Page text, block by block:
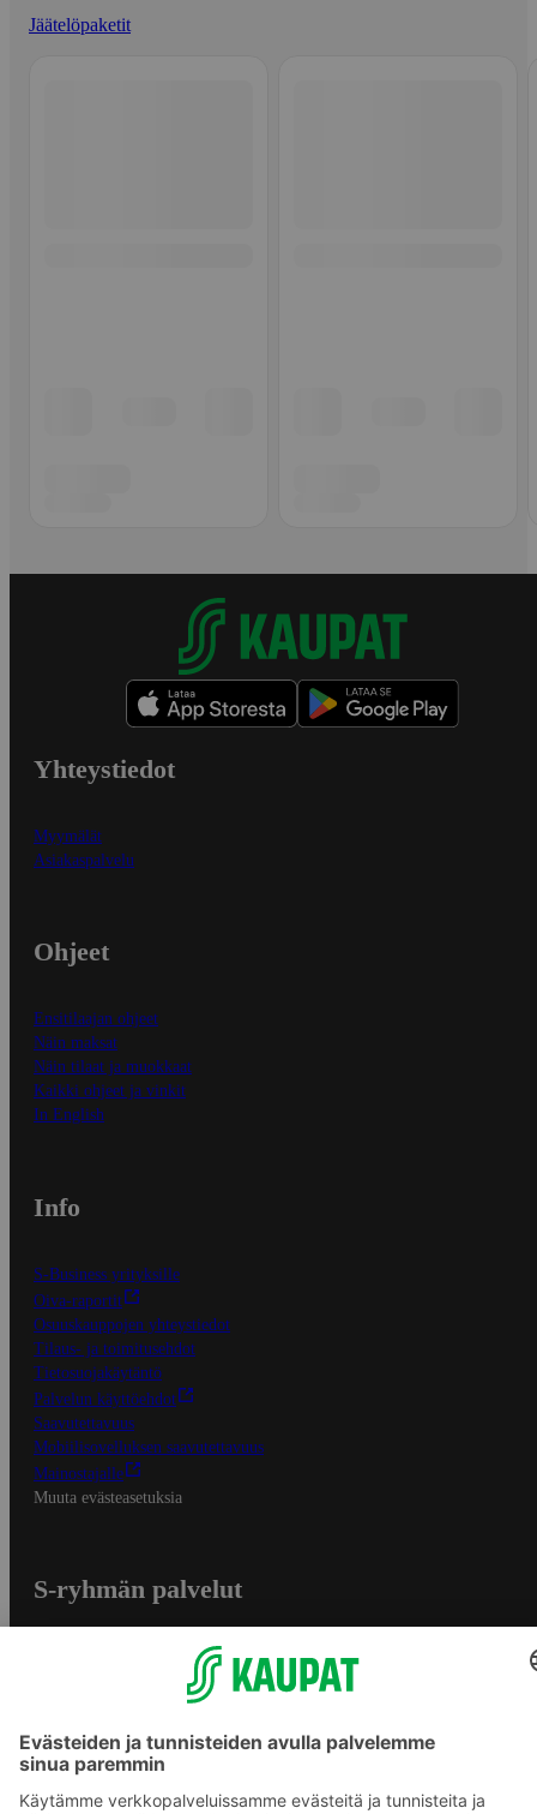
Jäätelöpaketit
Yhteystiedot
Myymälät
Asiakaspalvelu
Ohjeet
Ensitilaajan ohjeet
Näin maksat
Näin tilaat ja muokkaat
Kaikki ohjeet ja vinkit
In English
Info
S-Business yrityksille
Oiva-raportit
Osuuskauppojen yhteystiedot
Tilaus- ja toimitusehdot
Tietosuojakäytäntö
Palvelun käyttöehdot
Saavutettavuus
Mobiilisovelluksen saavutettavuus
Mainostajalle
Muuta evästeasetuksia
S-ryhmän palvelut
S-ostoslista -sovellus
Prisma.fi
Sokos.fi